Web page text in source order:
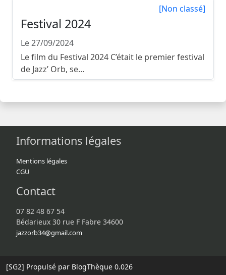
[Non classé]
Festival 2024
Le 27/09/2024
Le film du Festival 2024 C’était le premier festival
de Jazz’ Orb, se...
Informations légales
Mentions légales
CGU
Contact
07 82 48 67 54
Bédarieux 30 rue F Fabre 34600
jazzorb34@gmail.com
[SG2] Propulsé par BlogThèque 0.026